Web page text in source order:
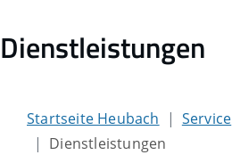
Dienstleistungen
Startseite Heubach Service
Dienstleistungen